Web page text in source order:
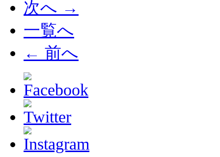
次へ →
一覧へ
← 前へ